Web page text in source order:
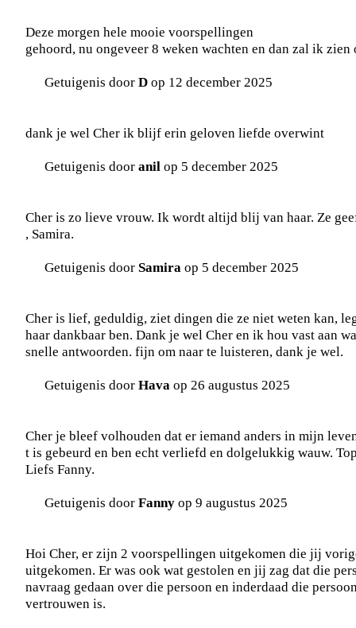
Deze morgen hele mooie voorspellingen
gehoord, nu ongeveer 8 weken wachten en dan zal ik
Getuigenis door D op 12 december 2025
dank je wel Cher ik blijf erin geloven liefde overwint
Getuigenis door anil op 5 december 2025
Cher is zo lieve vrouw. Ik wordt altijd blij van haar. Ze
, Samira.
Getuigenis door Samira op 5 december 2025
Cher is lief, geduldig, ziet dingen die ze niet weten kan,
haar dankbaar ben. Dank je wel Cher en ik hou vast aan
snelle antwoorden. fijn om naar te luisteren, dank je wel.
Getuigenis door Hava op 26 augustus 2025
Cher je bleef volhouden dat er iemand anders in mijn
t is gebeurd en ben echt verliefd en dolgelukkig wauw.
Liefs Fanny.
Getuigenis door Fanny op 9 augustus 2025
Hoi Cher, er zijn 2 voorspellingen uitgekomen die jij
uitgekomen. Er was ook wat gestolen en jij zag dat die
navraag gedaan over die persoon en inderdaad die
vertrouwen is.